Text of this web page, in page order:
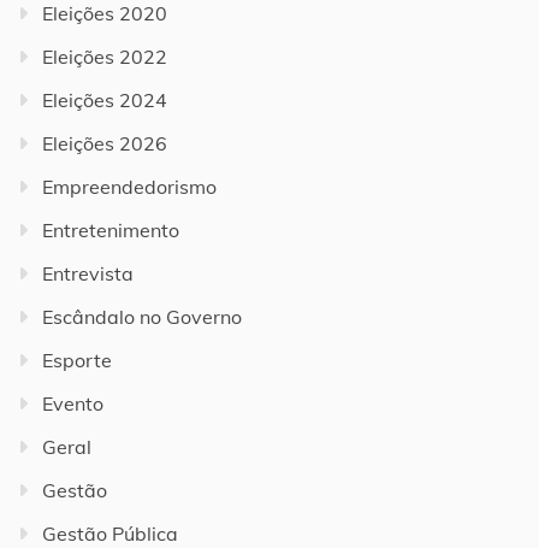
Eleições 2020
Eleições 2022
Eleições 2024
Eleições 2026
Empreendedorismo
Entretenimento
Entrevista
Escândalo no Governo
Esporte
Evento
Geral
Gestão
Gestão Pública